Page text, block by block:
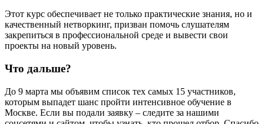
Этот курс обеспечивает не только практические знания, но и
качественный нетворкинг, призван помочь слушателям
закрепиться в профессиональной среде и вывести свои
проекты на новый уровень.
Что дальше?
До 9 марта мы объявим список тех самых 15 участников,
которым выпадет шанс пройти интенсивное обучение в
Москве. Если вы подали заявку – следите за нашими